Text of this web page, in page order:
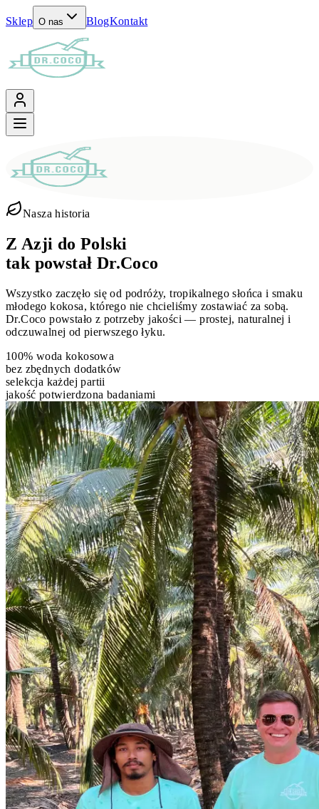
Sklep O nas BlogKontakt
Nasza historia
Z Azji do Polski
tak powstał Dr.Coco
Wszystko zaczęło się od podróży, tropikalnego słońca i smaku
młodego kokosa, którego nie chcieliśmy zostawiać za sobą.
Dr.Coco powstało z potrzeby jakości — prostej, naturalnej i
odczuwalnej od pierwszego łyku.
100% woda kokosowa
bez zbędnych dodatków
selekcja każdej partii
jakość potwierdzona badaniami